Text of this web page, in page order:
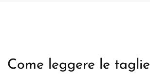
Come leggere le taglie